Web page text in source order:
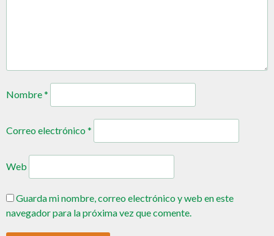
Nombre*
Correo electrónico*
Web
Guarda mi nombre, correo electrónico y web en este
navegador para la próxima vez que comente.